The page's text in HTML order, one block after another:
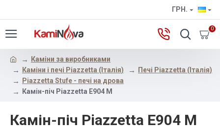
ГРН.
0
Каміни за виробниками
Каміни і печі Piazzetta (Італія)
Печі Piazzetta (Італія)
Piazzetta Stufe - печі на дрова
Камін-піч Piazzetta E904 M
Камін-піч Piazzetta E904 M